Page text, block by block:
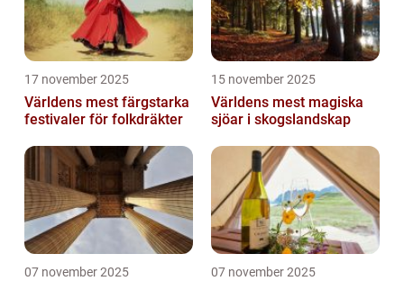
17 november 2025
Världens mest färgstarka
festivaler för folkdräkter
15 november 2025
Världens mest magiska
sjöar i skogslandskap
07 november 2025 07 november 2025